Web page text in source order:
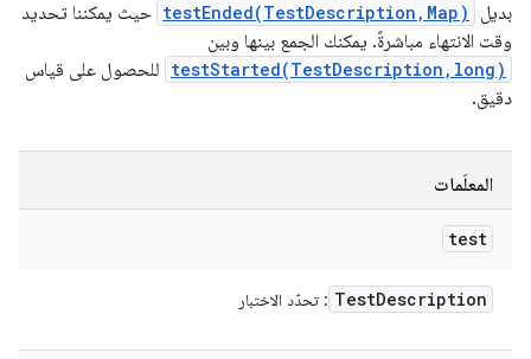
بديل testEnded(TestDescription,Map) حيث يمكننا تحديد
وقت الانتهاء مباشرةً. يمكنك الجمع بينها وبين
testStarted(TestDescription,long) للحصول على قياس
دقيق.
المعلَمات
test
TestDescription : تحدّد الاختبار